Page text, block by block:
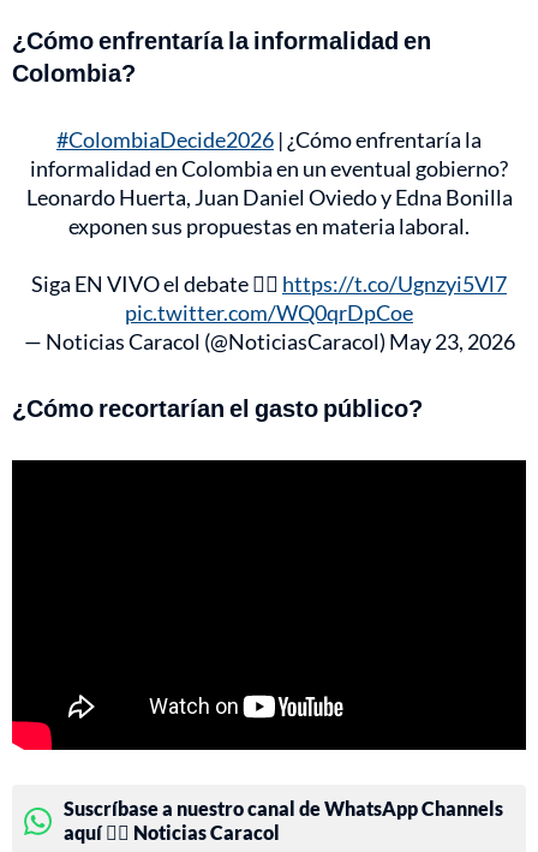
¿Cómo enfrentaría la informalidad en
Colombia?
#ColombiaDecide2026 | ¿Cómo enfrentaría la
informalidad en Colombia en un eventual gobierno?
Leonardo Huerta, Juan Daniel Oviedo y Edna Bonilla
exponen sus propuestas en materia laboral.
Siga EN VIVO el debate 👉🏻 https://t.co/Ugnzyi5Vl7
pic.twitter.com/WQ0qrDpCoe
— Noticias Caracol (@NoticiasCaracol) May 23, 2026
¿Cómo recortarían el gasto público?
Suscríbase a nuestro canal de WhatsApp Channels
aquí 👉🏻 Noticias Caracol